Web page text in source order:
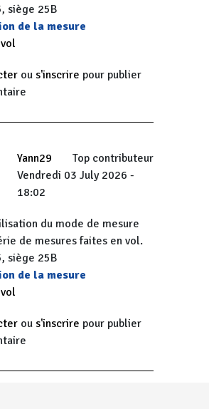
siège 25B
de la mesure
ou s'inscrire pour publier
Yann29
Top contributeur
Vendredi 03 July 2026 -
18:02
du mode de mesure
de mesures faites en vol.
siège 25B
de la mesure
ou s'inscrire pour publier